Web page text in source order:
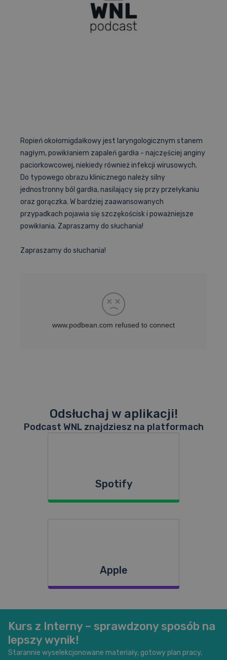
Artykuły
Baza pytań PES
Aplikacja
Ropień okołomigdałkowy jest laryngologicznym stanem
nagłym, powikłaniem zapaleń gardła - najczęściej anginy
paciorkowcowej, niekiedy również infekcji wirusowych.
Do typowego obrazu klinicznego należy silny
jednostronny ból gardła, nasilający się przy przełykaniu
oraz gorączka. W bardziej zaawansowanych
przypadkach pojawia się szczękościsk i poważniejsze
powikłania. Zapraszamy do słuchania!
Zapraszamy do słuchania!
Odsłuchaj w aplikacji!
Podcast WNL znajdziesz na platformach
Spotify
Apple
Kurs z Interny – sprawdzony sposób na
lepszy wynik!
Starannie wyselekcjonowane materiały, gotowy plan pracy,